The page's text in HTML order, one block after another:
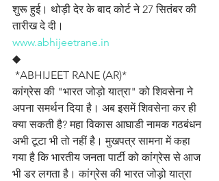
शुरू हुई। थोड़ी देर के बाद कोर्ट ने 27 सितंबर की
तारीख दे दी।
www.abhijeetrane.in
◆
*ABHIJEET RANE (AR)*
कांग्रेस की "भारत जोड़ो यात्रा" को शिवसेना ने
अपना समर्थन दिया है। अब इसमें शिवसेना कर ही
क्या सकती है? महा विकास आघाडी नामक गठबंधन
अभी टूटा भी तो नहीं है। मुखपत्र सामना में कहा
गया है कि भारतीय जनता पार्टी को कांग्रेस से आज
भी डर लगता है। कांग्रेस की भारत जोड़ो यात्रा